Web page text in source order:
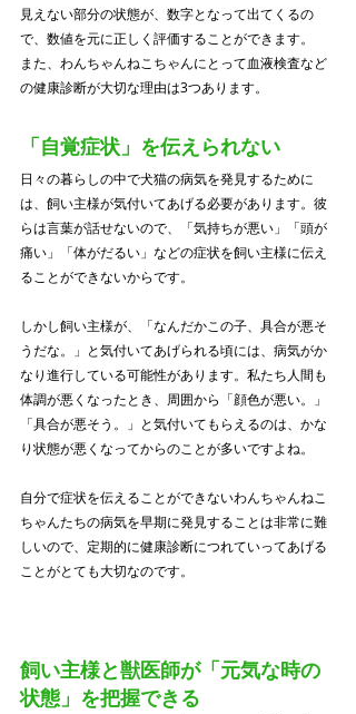
見えない部分の状態が、数字となって出てくるの
で、数値を元に正しく評価することができます。
また、わんちゃんねこちゃんにとって血液検査など
の健康診断が大切な理由は3つあります。
「自覚症状」を伝えられない
日々の暮らしの中で犬猫の病気を発見するために
は、飼い主様が気付いてあげる必要があります。彼
らは言葉が話せないので、「気持ちが悪い」「頭が
痛い」「体がだるい」などの症状を飼い主様に伝え
ることができないからです。
しかし飼い主様が、「なんだかこの子、具合が悪そ
うだな。」と気付いてあげられる頃には、病気がか
なり進行している可能性があります。私たち人間も
体調が悪くなったとき、周囲から「顔色が悪い。」
「具合が悪そう。」と気付いてもらえるのは、かな
り状態が悪くなってからのことが多いですよね。
自分で症状を伝えることができないわんちゃんねこ
ちゃんたちの病気を早期に発見することは非常に難
しいので、定期的に健康診断につれていってあげる
ことがとても大切なのです。
飼い主様と獣医師が「元気な時の
状態」を把握できる